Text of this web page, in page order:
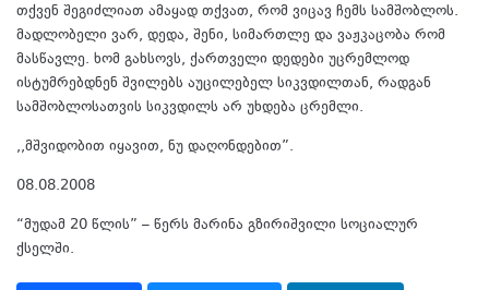
თქვენ შეგიძლიათ ამაყად თქვათ, რომ ვიცავ ჩემს სამშობლოს.
მადლობელი ვარ, დედა, შენი, სიმართლე და ვაჟკაცობა რომ
მასწავლე. ხომ გახსოვს, ქართველი დედები უცრემლოდ
ისტუმრებდნენ შვილებს აუცილებელ სიკვდილთან, რადგან
სამშობლოსათვის სიკვდილს არ უხდება ცრემლი.
,,მშვიდობით იყავით, ნუ დაღონდებით”.
08.08.2008
“მუდამ 20 წლის” – წერს მარინა გზირიშვილი სოციალურ
ქსელში.